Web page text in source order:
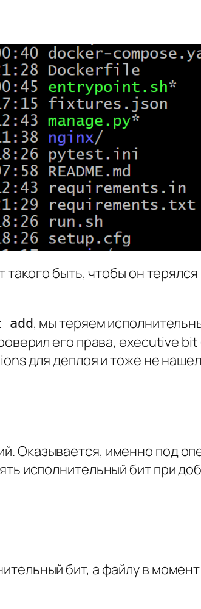
быть, чтобы он
, мы теряем
его права, executive
для деплоя и тоже не
Оказывается, именно под
исполнительный бит при
бит, а файлу в